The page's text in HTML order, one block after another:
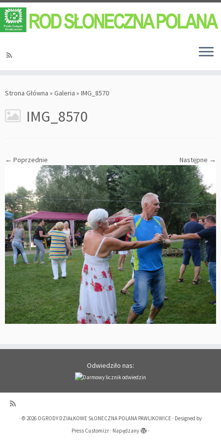
Strona Główna » Galeria » IMG_8570
IMG_8570
← Poprzednie Następne →
Odwiedziło nas:
· © 2026 OGRODY DZIAŁKOWE SŁONECZNA POLANA PAWLIKOWICE · Designed by
Press Customizr · Napędzany ·